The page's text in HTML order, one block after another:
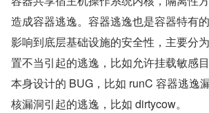
造成容器逃逸。容器逃逸也是容器特有
影响到底层基础设施的安全性，主要分
置不当引起的逃逸，比如允许挂载敏感
本身设计的 BUG，比如 runC 容器逃逸
核漏洞引起的逃逸，比如 dirtycow。